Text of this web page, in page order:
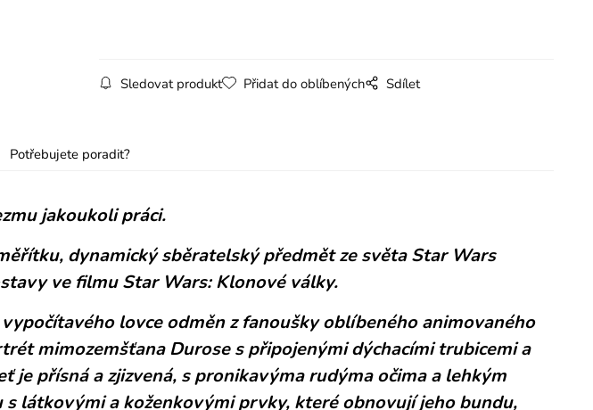
Sledovat produkt Přidat do oblíbených Sdílet
Potřebujete poradit?
jakoukoli práci.
dynamický sběratelský předmět ze světa Star Wars
ve filmu Star Wars: Klonové války.
lovce odměn z fanoušky oblíbeného animovaného
mimozemšťana Durose s připojenými dýchacími trubicemi a
přísná a zjizvená, s pronikavýma rudýma očima a lehkým
látkovými a koženkovými prvky, které obnovují jeho bundu,